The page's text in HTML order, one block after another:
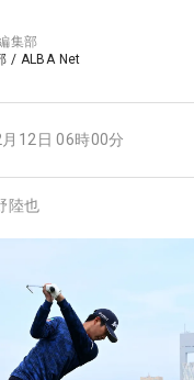
集部
/ ALBA Net
12日 06時00分
陸也